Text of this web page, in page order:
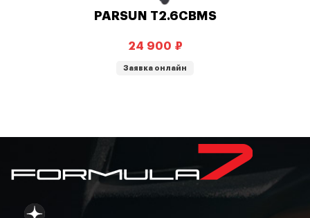
PARSUN T2.6CBMS
₽
Заявка онлайн